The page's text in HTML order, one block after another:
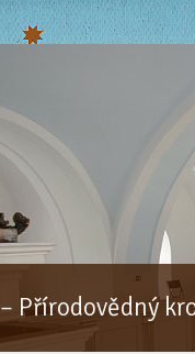
– Přírodovědný